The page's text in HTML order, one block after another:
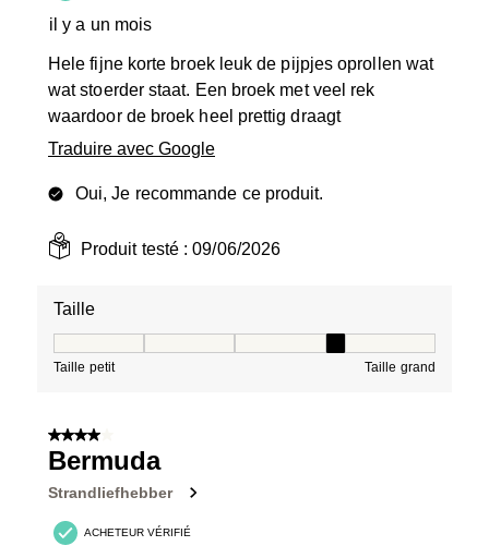
il y a un mois
Hele fijne korte broek leuk de pijpjes oprollen wat
wat stoerder staat. Een broek met veel rek
waardoor de broek heel prettig draagt
Traduire avec Google
Oui, Je recommande ce produit.
Produit testé :09/06/2026
Taille
Taille petit Taille grand
4 sur 5 étoiles.
Bermuda
Strandliefhebber
ACHETEUR VÉRIFIÉ